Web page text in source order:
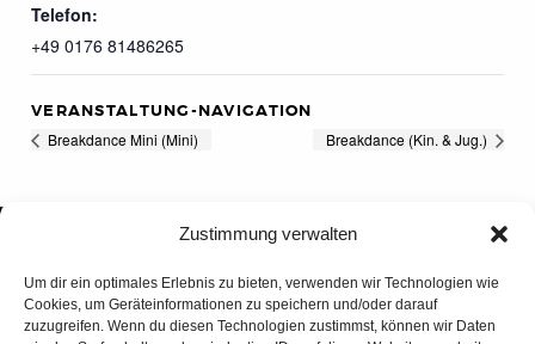
Zustimmung verwalten
Um dir ein optimales Erlebnis zu bieten, verwenden wir Technologien wie
Cookies, um Geräteinformationen zu speichern und/oder darauf
zuzugreifen. Wenn du diesen Technologien zustimmst, können wir Daten
Telefon:
+49 0176 81486265
VERANSTALTUNG-NAVIGATION
Breakdance Mini (Mini) Breakdance (Kin. & Jug.)